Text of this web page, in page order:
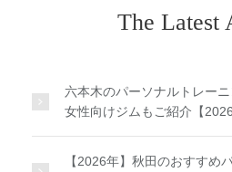
The Latest
六本木のパーソナルトレー
女性向けジムもご紹介【2026
【2026年】秋田のおすすめ